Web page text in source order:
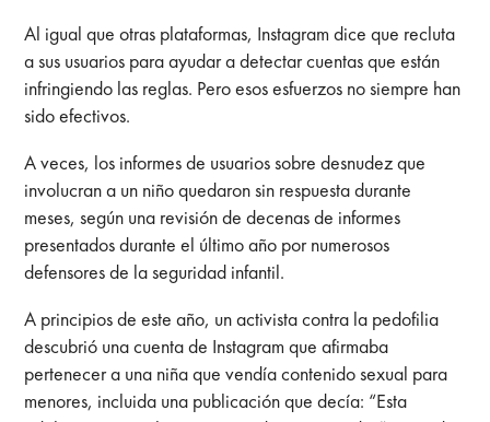
Al igual que otras plataformas, Instagram dice que recluta
a sus usuarios para ayudar a detectar cuentas que están
infringiendo las reglas. Pero esos esfuerzos no siempre han
sido efectivos.
A veces, los informes de usuarios sobre desnudez que
involucran a un niño quedaron sin respuesta durante
meses, según una revisión de decenas de informes
presentados durante el último año por numerosos
defensores de la seguridad infantil.
A principios de este año, un activista contra la pedofilia
descubrió una cuenta de Instagram que afirmaba
pertenecer a una niña que vendía contenido sexual para
menores, incluida una publicación que decía: “Esta